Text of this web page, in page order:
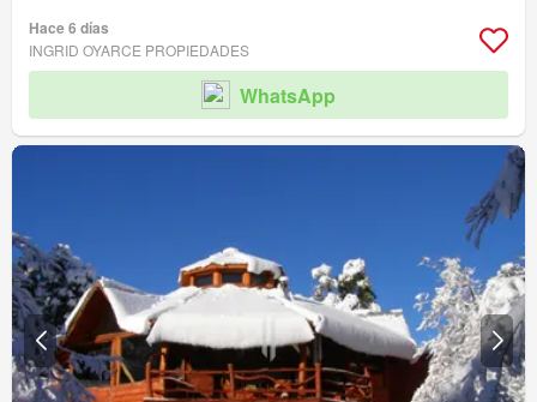
Hace 6 días
INGRID OYARCE PROPIEDADES
WhatsApp